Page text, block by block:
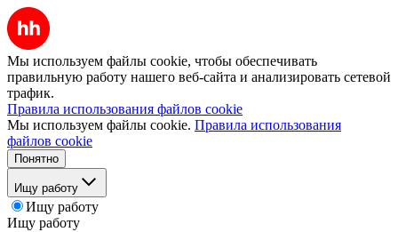
Мы используем файлы cookie, чтобы обеспечивать
правильную работу нашего веб-сайта и анализировать сетевой
трафик.
Правила использования файлов cookie
Мы используем файлы cookie. Правила использования
файлов cookie
Понятно
Ищу работу
Ищу работу
Ищу работу